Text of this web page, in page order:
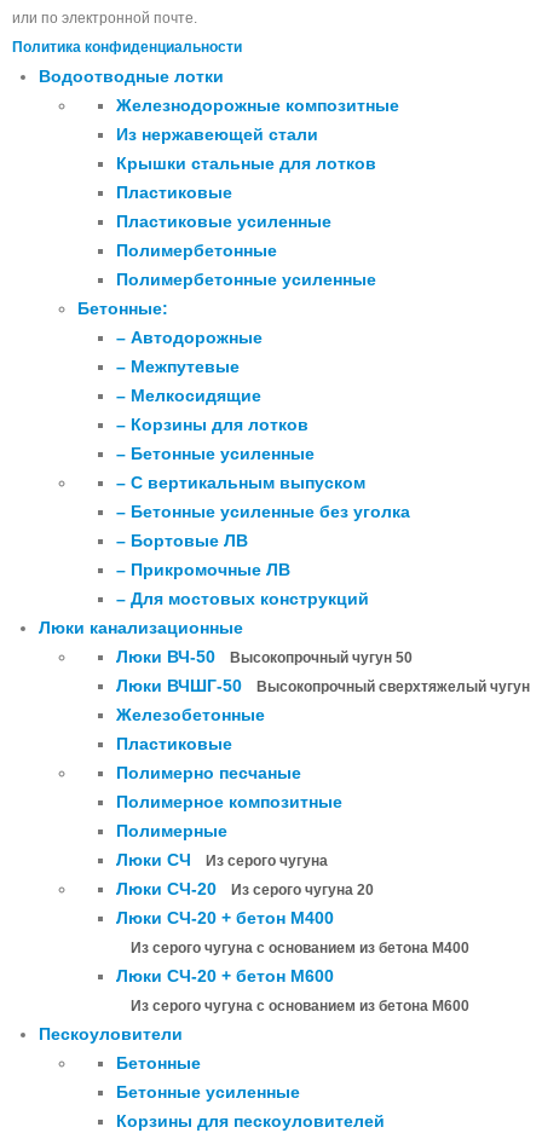
или по электронной почте.
Политика конфиденциальности
Водоотводные лотки
Железнодорожные композитные
Из нержавеющей стали
Крышки стальные для лотков
Пластиковые
Пластиковые усиленные
Полимербетонные
Полимербетонные усиленные
Бетонные:
– Автодорожные
– Межпутевые
– Мелкосидящие
– Корзины для лотков
– Бетонные усиленные
– С вертикальным выпуском
– Бетонные усиленные без уголка
– Бортовые ЛВ
– Прикромочные ЛВ
– Для мостовых конструкций
Люки канализационные
Люки ВЧ-50
Высокопрочный чугун 50
Люки ВЧШГ-50 Высокопрочный сверхтяжелый чугун
Железобетонные
Пластиковые
Полимерно песчаные
Полимерное композитные
Полимерные
Люки СЧ
Из серого чугуна
Люки СЧ-20 Из серого чугуна 20
Люки СЧ-20 + бетон М400
Из серого чугуна с основанием из бетона М400
Люки СЧ-20 + бетон М600
Из серого чугуна с основанием из бетона М600
Пескоуловители
Бетонные
Бетонные усиленные
Корзины для пескоуловителей